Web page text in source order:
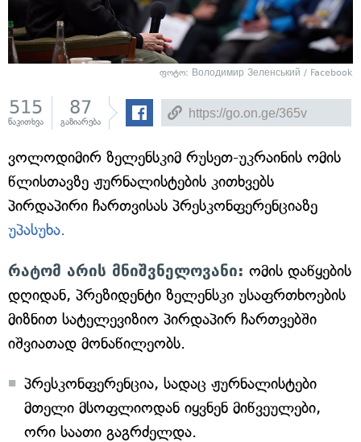
ფოტო: Володимир Зеленський / Facebook
515
წაკითხვა
87
გაზიარება
ვოლოდიმირ ზელენსკიმ რუსეთ-უკრაინის ომის
წლისთავზე ჟურნალისტების კითხვებს
პირდაპირი ჩართვისას პრესკონფერენციაზე
უპასუხა.
რატომ არის მნიშვნელოვანი: ომის დაწყების
დღიდან, პრეზიდენტი ზელენსკი უსაფრთხოების
მიზნით სატელევიზიო პირდაპირ ჩართვებში
იშვიათად მონაწილეობს.
პრესკონფერენცია, სადაც ჟურნალისტები
მთელი მსოფლიოდან იყვნენ მიწვეულები,
ორი საათი გაგრძელდა.